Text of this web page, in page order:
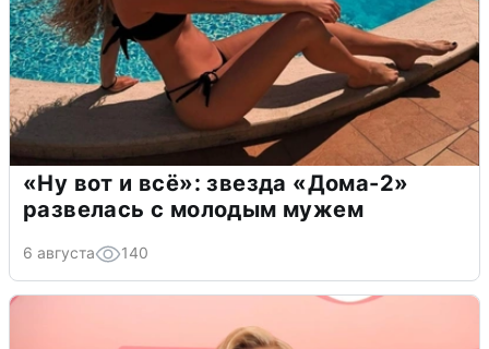
«Ну вот и всё»: звезда «Дома-2»
развелась с молодым мужем
6 августа 140